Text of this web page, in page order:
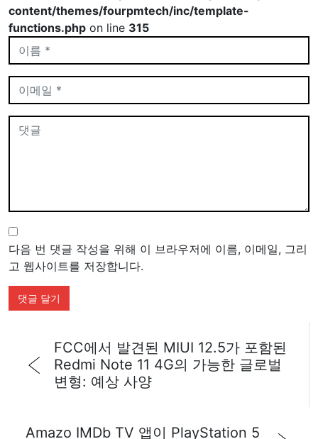
82
Warning: Undefined variable $html_req in
/var/www/vhosts/4pmtech.com/httpdocs/wp-
content/themes/fourpmtech/comments.phpon line
82
Warning
답글 남기기
이메일 주소는 공개되지 않습니다. 필수 필드는*로 표시됩
니다
Warning : Undefined array key "url" in
content/themes/fourpmtech/inc/template-
functions.php
on line315